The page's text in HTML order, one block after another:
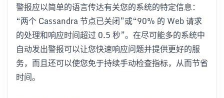
警报应以简单的语言传达有关您的系统的特定信息：
“两个 Cassandra 节点已关闭”或“90% 的 Web 请求
的处理和响应时间超过 0.5 秒”。在尽可能多的系统中
自动发出警报可以让您快速响应问题并提供更好的服
务，而且还可以使您免于持续手动检查指标，从而节省
时间。